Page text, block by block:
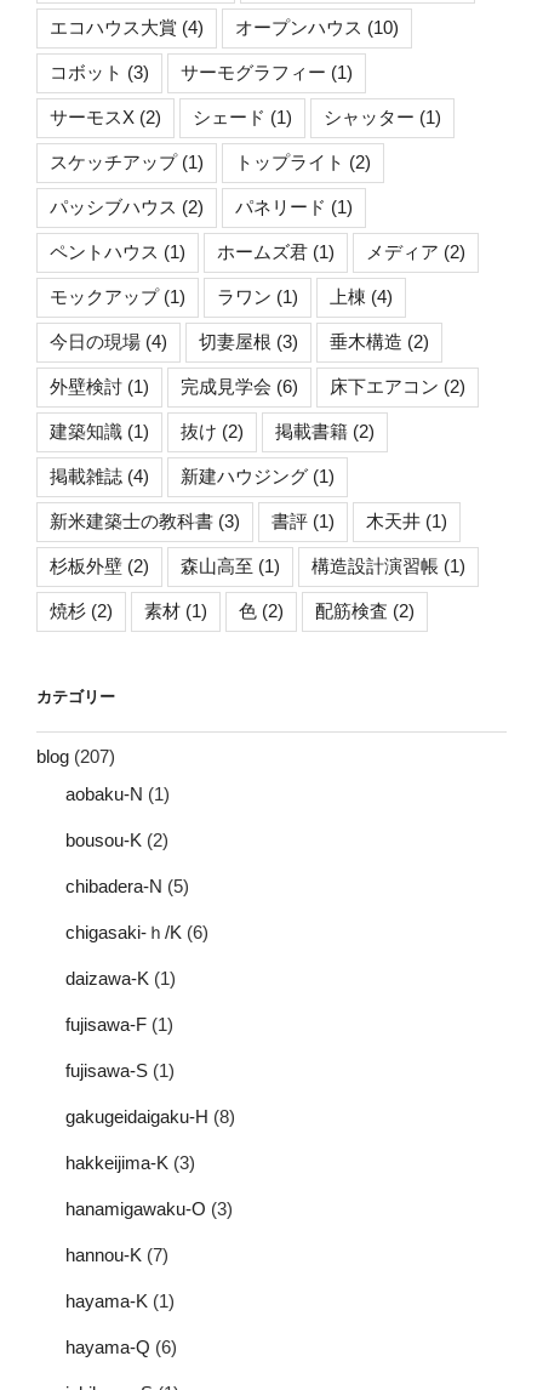
エコハウス大賞 (4) オープンハウス (10)
コボット (3) サーモグラフィー (1)
サーモスX (2) シェード (1) シャッター (1)
スケッチアップ(1) トップライト (2)
パッシブハウス (2) パネリード (1)
ペントハウス (1) ホームズ君 (1) メディア (2)
モックアップ(1) ラワン (1) 上棟 (4)
今日の現場 (4) 切妻屋根 (3) 垂木構造 (2)
外壁検討 (1) 完成見学会 (6) 床下エアコン (2)
建築知識 (1) 抜け (2) 掲載書籍 (2)
掲載雑誌 (4) 新建ハウジング (1)
新米建築士の教科書 (3) 書評 (1) 木天井 (1)
杉板外壁 (2) 森山高至 (1) 構造設計演習帳 (1)
焼杉 (2) 素材 (1) 色 (2) 配筋検査 (2)
カテゴリー
blog (207)
aobaku-N (1)
bousou-K (2)
chibadera-N (5)
chigasaki-ｈ/K (6)
daizawa-K (1)
fujisawa-F (1)
fujisawa-S (1)
gakugeidaigaku-H (8)
hakkeijima-K (3)
hanamigawaku-O (3)
hannou-K (7)
hayama-K (1)
hayama-Q (6)